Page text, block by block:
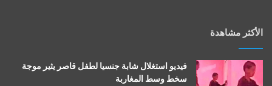
الأكثر مشاهدة
فيديو استغلال شابة جنسيا لطفل قاصر يثير موجة
سخط وسط المغاربة